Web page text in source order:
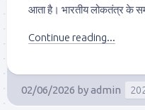
आता है। भारतीय लोकतंत्र के
Continue reading...
02/06/2026 byadmin